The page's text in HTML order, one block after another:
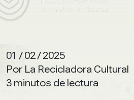
01 / 02 / 2025
Por La Recicladora Cultural
3 minutos de lectura